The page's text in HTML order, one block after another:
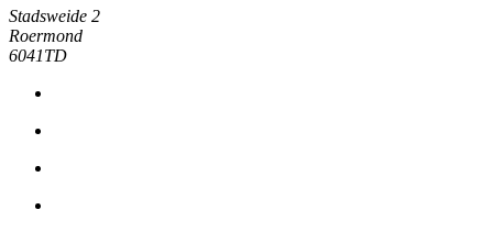
Stadsweide 2
Roermond
6041TD